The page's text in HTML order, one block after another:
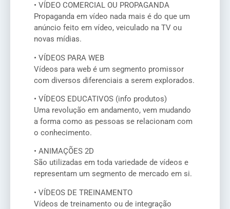
• VÍDEO COMERCIAL OU PROPAGANDA
Propaganda em vídeo nada mais é do que um
anúncio feito em vídeo, veiculado na TV ou
novas mídias.
• VÍDEOS PARA WEB
Vídeos para web é um segmento promissor
com diversos diferenciais a serem explorados.
• VÍDEOS EDUCATIVOS (info produtos)
Uma revolução em andamento, vem mudando
a forma como as pessoas se relacionam com
o conhecimento.
• ANIMAÇÕES 2D
São utilizadas em toda variedade de vídeos e
representam um segmento de mercado em si.
• VÍDEOS DE TREINAMENTO
Vídeos de treinamento ou de integração